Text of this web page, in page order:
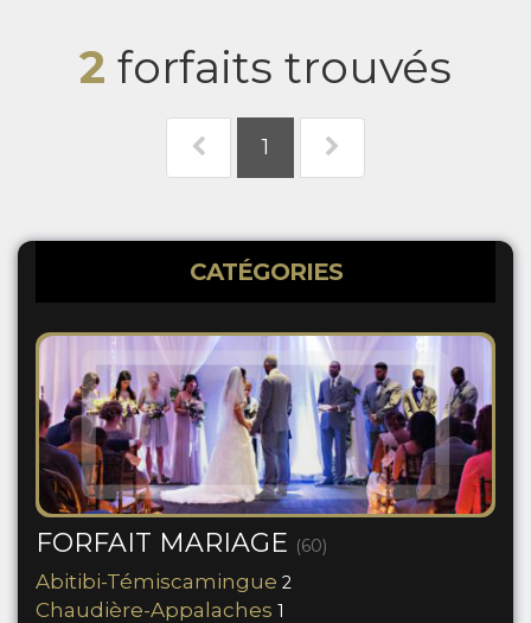
2 forfaits trouvés
1
CATÉGORIES
FORFAIT MARIAGE (60)
Abitibi-Témiscamingue 2
Chaudière-Appalaches 1